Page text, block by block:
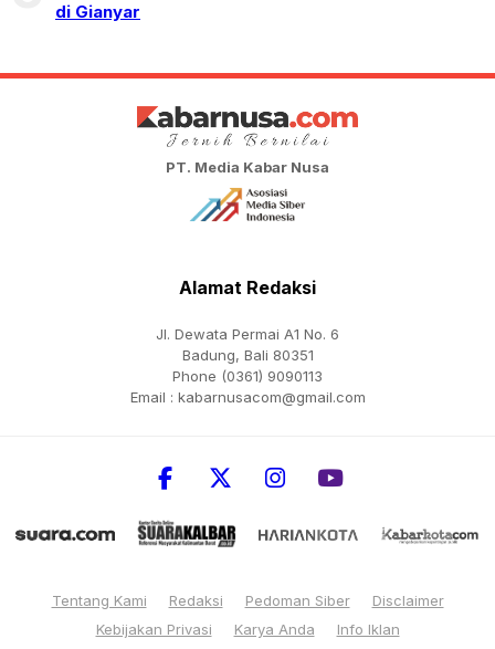
di Gianyar
PT. Media Kabar Nusa
Alamat Redaksi
Jl. Dewata Permai A1 No. 6
Badung, Bali 80351
Phone (0361) 9090113
Email : kabarnusacom@gmail.com
Tentang Kami Redaksi Pedoman Siber
Disclaimer
Kebijakan Privasi
Karya Anda Info Iklan